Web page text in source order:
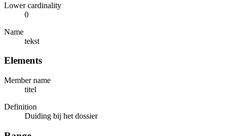
Lower cardinality
0
Name
tekst
Elements
Member name
titel
Definition
Duiding bij het dossier